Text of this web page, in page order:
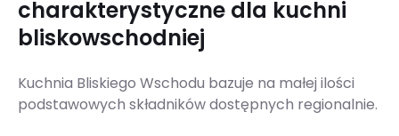
charakterystyczne dla kuchni
bliskowschodniej
Kuchnia Bliskiego Wschodu bazuje na małej ilości
podstawowych składników dostępnych regionalnie.